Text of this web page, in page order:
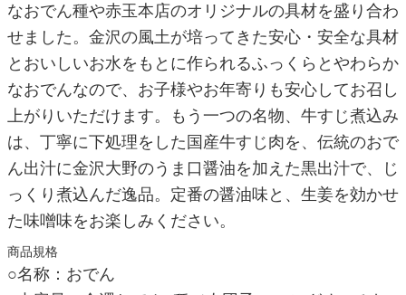
なおでん種や赤玉本店のオリジナルの具材を盛り合わ
せました。金沢の風土が培ってきた安心・安全な具材
とおいしいお水をもとに作られるふっくらとやわらか
なおでんなので、お子様やお年寄りも安心してお召し
上がりいただけます。もう一つの名物、牛すじ煮込み
は、丁寧に下処理をした国産牛すじ肉を、伝統のおで
ん出汁に金沢大野のうま口醤油を加えた黒出汁で、じ
っくり煮込んだ逸品。定番の醤油味と、生姜を効かせ
た味噌味をお楽しみください。
商品規格
○名称：おでん